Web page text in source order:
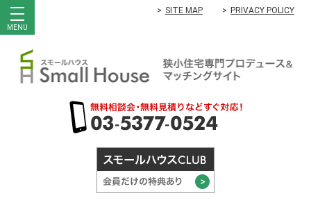
MENU
SITE MAP PRIVACY POLICY